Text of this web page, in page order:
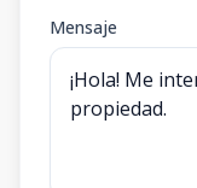
Mensaje